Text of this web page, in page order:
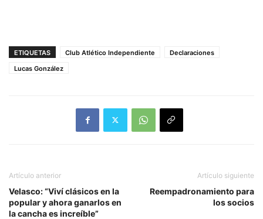
ETIQUETAS Club Atlético Independiente
Declaraciones
Lucas González
Artículo anterior
Velasco: “Viví clásicos en la
popular y ahora ganarlos en
la cancha es increíble”
Artículo siguiente
Reempadronamiento para
los socios